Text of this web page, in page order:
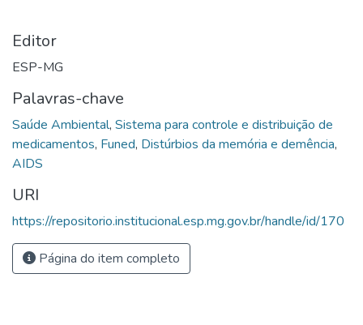
Editor
ESP-MG
Palavras-chave
Saúde Ambiental, Sistema para controle e distribuição de
medicamentos, Funed, Distúrbios da memória e demência,
AIDS
URI
https://repositorio.institucional.esp.mg.gov.br/handle/id/170
Página do item completo